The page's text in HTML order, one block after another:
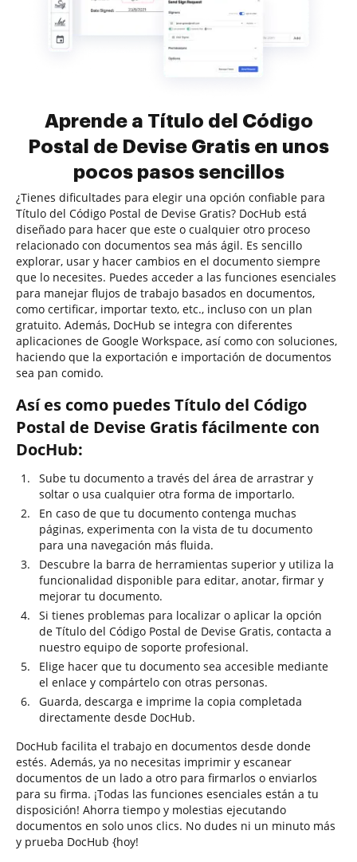
Aprende a Título del Código
Postal de Devise Gratis en unos
pocos pasos sencillos
¿Tienes dificultades para elegir una opción confiable para
Título del Código Postal de Devise Gratis? DocHub está
diseñado para hacer que este o cualquier otro proceso
relacionado con documentos sea más ágil. Es sencillo
explorar, usar y hacer cambios en el documento siempre
que lo necesites. Puedes acceder a las funciones esenciales
para manejar flujos de trabajo basados en documentos,
como certificar, importar texto, etc., incluso con un plan
gratuito. Además, DocHub se integra con diferentes
aplicaciones de Google Workspace, así como con soluciones,
haciendo que la exportación e importación de documentos
sea pan comido.
Así es como puedes Título del Código
Postal de Devise Gratis fácilmente con
DocHub:
Sube tu documento a través del área de arrastrar y
soltar o usa cualquier otra forma de importarlo.
En caso de que tu documento contenga muchas
páginas, experimenta con la vista de tu documento
para una navegación más fluida.
Descubre la barra de herramientas superior y utiliza la
funcionalidad disponible para editar, anotar, firmar y
mejorar tu documento.
Si tienes problemas para localizar o aplicar la opción
de Título del Código Postal de Devise Gratis, contacta a
nuestro equipo de soporte profesional.
Elige hacer que tu documento sea accesible mediante
el enlace y compártelo con otras personas.
Guarda, descarga e imprime la copia completada
directamente desde DocHub.
DocHub facilita el trabajo en documentos desde donde
estés. Además, ya no necesitas imprimir y escanear
documentos de un lado a otro para firmarlos o enviarlos
para su firma. ¡Todas las funciones esenciales están a tu
disposición! Ahorra tiempo y molestias ejecutando
documentos en solo unos clics. No dudes ni un minuto más
y prueba DocHub {hoy!